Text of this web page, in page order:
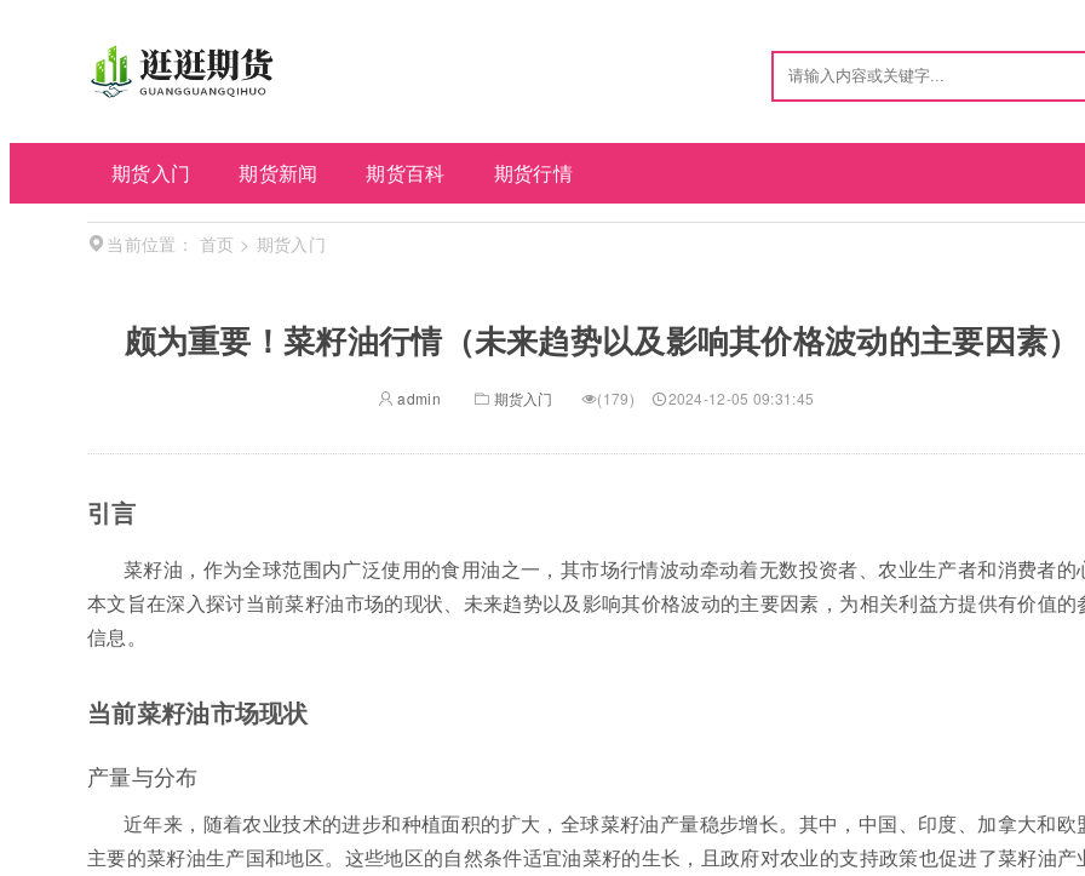
期货入门 期货新闻 期货百科 期货行情
当前位置： 首页 > 期货入门
颇为重要！菜籽油行情（未来趋势以及影响其价格波动的主要因素）
admin 期货入门 (179) 2024-12-05 09:31:45
引言
菜籽油，作为全球范围内广泛使用的食用油之一，其市场行情波动牵动着无数投资者、农业生产者和消费者的
本文旨在深入探讨当前菜籽油市场的现状、未来趋势以及影响其价格波动的主要因素，为相关利益方提供有价值的
信息。
当前菜籽油市场现状
产量与分布
近年来，随着农业技术的进步和种植面积的扩大，全球菜籽油产量稳步增长。其中，中国、印度、加拿大和欧
主要的菜籽油生产国和地区。这些地区的自然条件适宜油菜籽的生长，且政府对农业的支持政策也促进了菜籽油产